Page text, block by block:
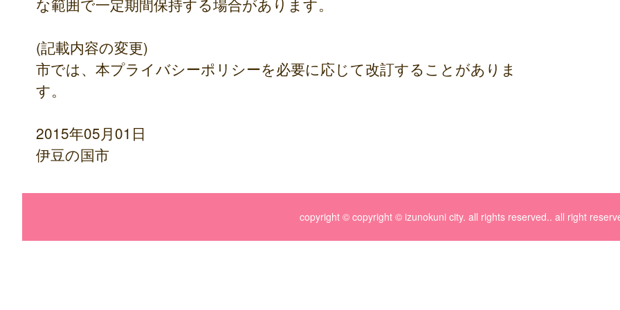
な範囲で一定期間保持する場合があります。
(記載内容の変更)
市では、本プライバシーポリシーを必要に応じて改訂することがありま
す。
2015年05月01日
伊豆の国市
copyright © copyright © izunokuni city. all rights reserved.. all right